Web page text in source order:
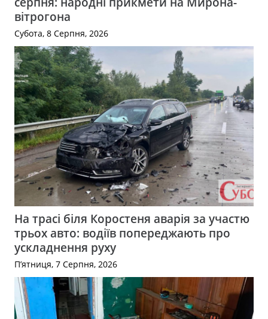
вітрогона
Субота, 8 Серпня, 2026
На трасі біля Коростеня аварія за участю
трьох авто: водіїв попереджають про
ускладнення руху
П’ятниця, 7 Серпня, 2026